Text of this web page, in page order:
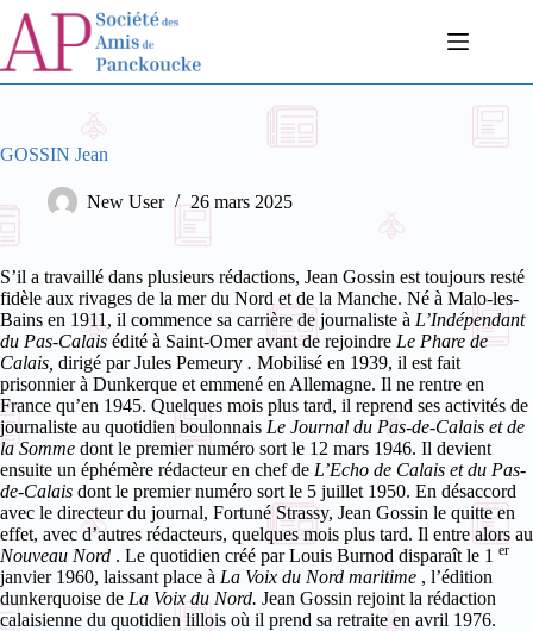
Passer
contenu
GOSSIN Jean
New User 26 mars 2025
S’il a travaillé dans plusieurs rédactions, Jean Gossin est toujours resté
fidèle aux rivages de la mer du Nord et de la Manche. Né à Malo-les-
Bains en 1911, il commence sa carrière de journaliste à L’Indépendant
du Pas-Calais édité à Saint-Omer avant de rejoindre Le Phare de
Calais, dirigé par Jules Pemeury . Mobilisé en 1939, il est fait
prisonnier à Dunkerque et emmené en Allemagne. Il ne rentre en
France qu’en 1945. Quelques mois plus tard, il reprend ses activités de
journaliste au quotidien boulonnais Le Journal du Pas-de-Calais et de
la Somme dont le premier numéro sort le 12 mars 1946. Il devient
ensuite un éphémère rédacteur en chef de L’Echo de Calais et du Pas-
de-Calais dont le premier numéro sort le 5 juillet 1950. En désaccord
avec le directeur du journal, Fortuné Strassy, Jean Gossin le quitte en
effet, avec d’autres rédacteurs, quelques mois plus tard. Il entre alors au
Nouveau Nord . Le quotidien créé par Louis Burnod disparaît le 1 er
janvier 1960, laissant place à La Voix du Nord maritime , l’édition
dunkerquoise de La Voix du Nord. Jean Gossin rejoint la rédaction
calaisienne du quotidien lillois où il prend sa retraite en avril 1976.